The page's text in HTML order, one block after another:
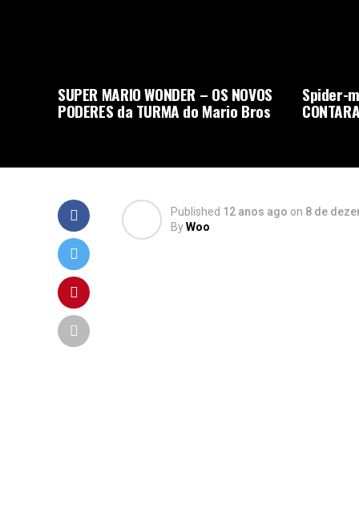
SUPER MARIO WONDER – OS NOVOS
PODERES da TURMA do Mario Bros
Spider-
Published 12 anos ago on 8 de
ByWoo